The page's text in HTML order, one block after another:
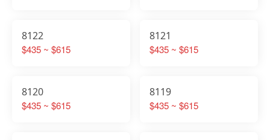
8122
$435 ~ $615
8121
$435 ~ $615
8120
$435 ~ $615
8119
$435 ~ $615